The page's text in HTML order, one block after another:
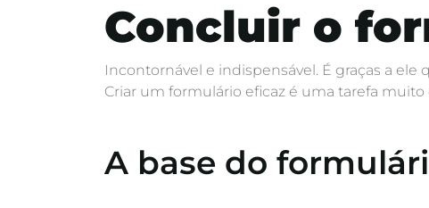
Concluir o
Incontornável e indispensável. É graças a
Criar um formulário eficaz é uma tarefa muito
A base do